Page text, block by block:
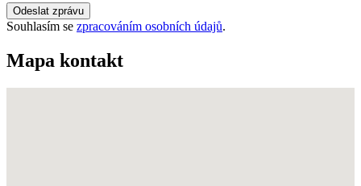
Odeslat zprávu
Souhlasím se zpracováním osobních údajů.
Mapa kontakt